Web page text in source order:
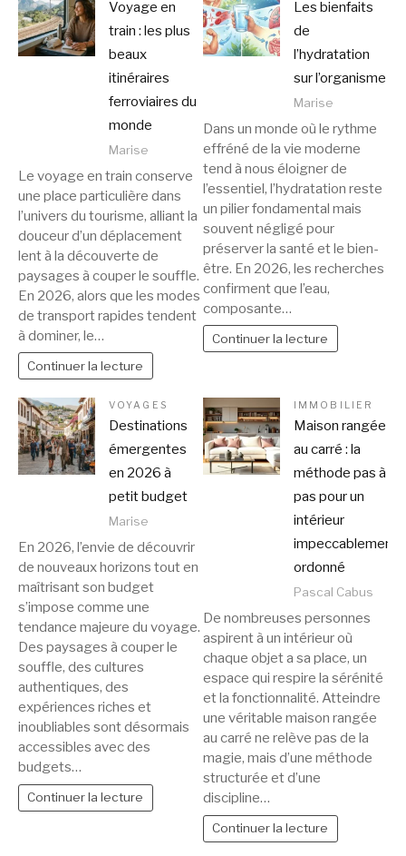
Voyage en
train : les plus
beaux
itinéraires
ferroviaires du
monde
Marise
Le voyage en train conserve
une place particulière dans
l’univers du tourisme, alliant la
douceur d’un déplacement
lent à la découverte de
paysages à couper le souffle.
En 2026, alors que les modes
de transport rapides tendent
à dominer, le…
Continuer la lecture
Les bienfaits
de
l’hydratation
sur l’organisme
Marise
Dans un monde où le rythme
effréné de la vie moderne
tend à nous éloigner de
l’essentiel, l’hydratation reste
un pilier fondamental mais
souvent négligé pour
préserver la santé et le bien-
être. En 2026, les recherches
confirment que l’eau,
composante…
Continuer la lecture
VOYAGES
Destinations
émergentes
en 2026 à
petit budget
Marise
En 2026, l’envie de découvrir
de nouveaux horizons tout en
maîtrisant son budget
s’impose comme une
tendance majeure du voyage.
Des paysages à couper le
souffle, des cultures
authentiques, des
expériences riches et
inoubliables sont désormais
accessibles avec des
budgets…
Continuer la lecture
IMMOBILIER
Maison rangée
au carré : la
méthode pas à
pas pour un
intérieur
impeccablement
ordonné
Pascal Cabus
De nombreuses personnes
aspirent à un intérieur où
chaque objet a sa place, un
espace qui respire la sérénité
et la fonctionnalité. Atteindre
une véritable maison rangée
au carré ne relève pas de la
magie, mais d’une méthode
structurée et d’une
discipline…
Continuer la lecture